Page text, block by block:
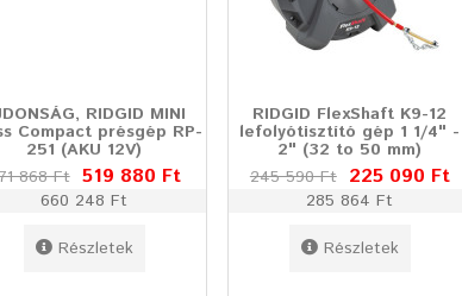
RIDGID MINI
Compact présgép RP-
251 (AKU 12V)
868 Ft 519 880 Ft
660 248 Ft
Részletek
RIDGID FlexShaft K9-12
lefolyótisztító gép 1 1/4" -
2" (32 to 50 mm)
245 590 Ft 225 090 Ft
285 864 Ft
Részletek